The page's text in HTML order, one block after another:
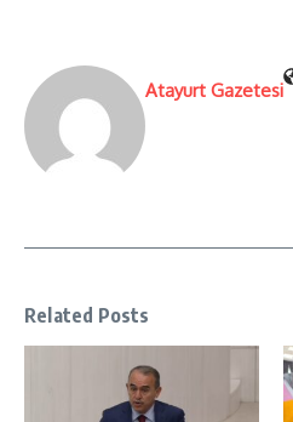
Atayurt Gazetesi
Related Posts